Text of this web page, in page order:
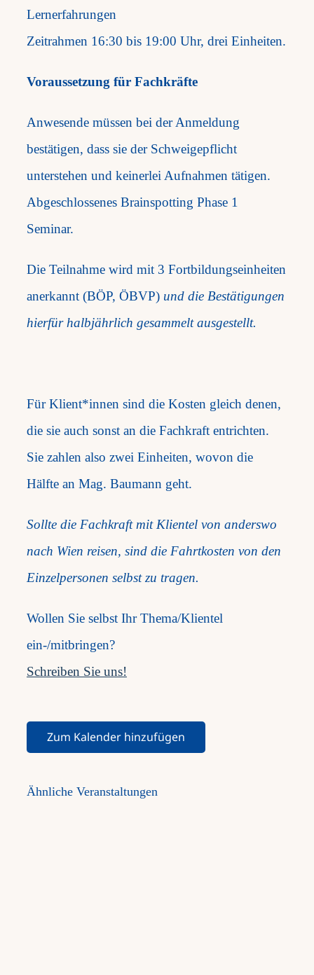
Lernerfahrungen
Zeitrahmen 16:30 bis 19:00 Uhr, drei Einheiten.
Voraussetzung für Fachkräfte
Anwesende müssen bei der Anmeldung
bestätigen, dass sie der Schweigepflicht
unterstehen und keinerlei Aufnahmen tätigen.
Abgeschlossenes Brainspotting Phase 1
Seminar.
Die Teilnahme wird mit 3 Fortbildungseinheiten
anerkannt (BÖP, ÖBVP) und die Bestätigungen
hierfür halbjährlich gesammelt ausgestellt.
Für Klient*innen sind die Kosten gleich denen,
die sie auch sonst an die Fachkraft entrichten.
Sie zahlen also zwei Einheiten, wovon die
Hälfte an Mag. Baumann geht.
Sollte die Fachkraft mit Klientel von anderswo
nach Wien reisen, sind die Fahrtkosten von den
Einzelpersonen selbst zu tragen.
Wollen Sie selbst Ihr Thema/Klientel
ein-/mitbringen?
Schreiben Sie uns!
Zum Kalender hinzufügen
Ähnliche Veranstaltungen